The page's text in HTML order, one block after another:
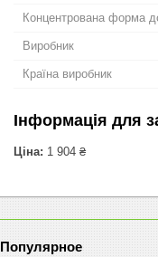
Концентрована форма
Виробник
Країна виробник
Інформація для
Ціна: 1 904 ₴
Популярное